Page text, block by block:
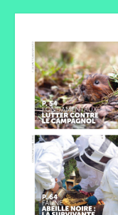
Vannerie
Autres
Bibliothèque
Nouveautés
Revues
Listes